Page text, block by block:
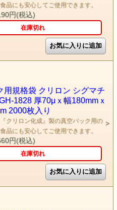
品にも安心してご使用できます。
円(税込)
在庫切れ
用規格袋 クリロン シグマチ
1828 厚70μｘ幅180mmｘ
2000枚入り
クリロン化成』製の真空パック用の
品にも安心してご使用できます。
円(税込)
在庫切れ